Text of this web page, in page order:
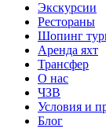
Экскурсии
Рестораны
Шопинг
Аренда яхт
Трансфер
О нас
ЧЗВ
Условия и
Блог